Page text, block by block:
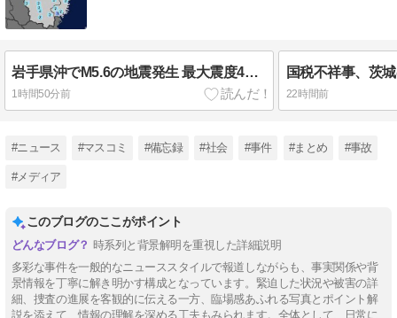
岩手県沖でM5.6の地震発生 最大震度4を観測し津波の心配なし【地震速報】
1時間50分前 22時間前
#ニュース #マスコミ #備忘録 #社会 #事件 #まとめ #事故
#メディア
このブログのここがポイント
時系列と背景解明を重視した詳細説明
多彩な事件を一般的なニューススタイルで報道しながらも、事実関係や背
景情報を丁寧に解き明かす構成となっています。緊迫した状況や被害の詳
細、捜査の進展を客観的に伝える一方、臨場感あふれる写真とポイント解
説を添えて、情報の理解を深める工夫もみられます。全体として、日常に